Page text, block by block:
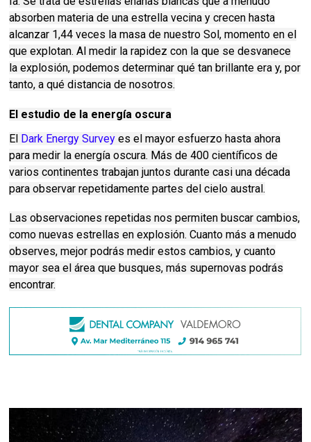
absorben materia de una estrella vecina y crecen hasta
alcanzar 1,44 veces la masa de nuestro Sol, momento en el
que explotan.Al medir la rapidez con la que se desvanece
la explosión, podemos determinar qué tan brillante era y, por
tanto, a qué distancia de nosotros.
El estudio de la energía oscura
El Dark Energy Survey es el mayor esfuerzo hasta ahora
para medir la energía oscura. Más de 400 científicos de
varios continentes trabajan juntos durante casi una década
para observar repetidamente partes del cielo austral.
Las observaciones repetidas nos permiten buscar cambios,
como nuevas estrellas en explosión.Cuanto más a menudo
observes, mejor podrás medir estos cambios, y cuanto
mayor sea el área que busques, más supernovas podrás
encontrar.